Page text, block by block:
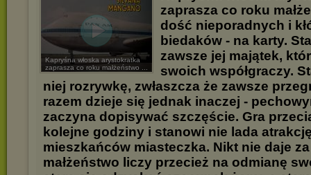
Kapryśna włoska arystokratka
zaprasza co roku małżeństwo ...
zaprasza co roku
dość nieporadnych i
biedaków - na karty.
zawsze jej majątek,
swoich współgraczy.
niej rozrywkę, zwłaszcza że zawsze
razem dzieje się jednak inaczej -
zaczyna dopisywać szczęście. Gra
kolejne godziny i stanowi nie lada
mieszkańców miasteczka. Nikt nie daje
małżeństwo liczy przecież na odmianę